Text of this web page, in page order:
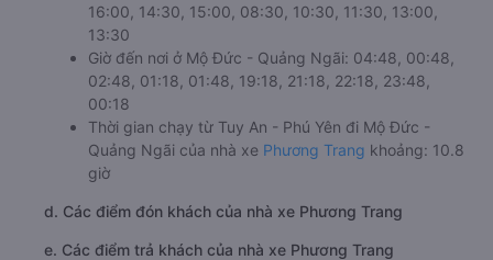
16:00, 14:30, 15:00, 08:30, 10:30, 11:30, 13:00,
13:30
Giờ đến nơi ở Mộ Đức - Quảng Ngãi: 04:48, 00:48,
02:48, 01:18, 01:48, 19:18, 21:18, 22:18, 23:48,
00:18
Thời gian chạy từ Tuy An - Phú Yên đi Mộ Đức -
Quảng Ngãi của nhà xe Phương Trang khoảng: 10.8
giờ
d. Các điểm đón khách của nhà xe Phương Trang
e. Các điểm trả khách của nhà xe Phương Trang